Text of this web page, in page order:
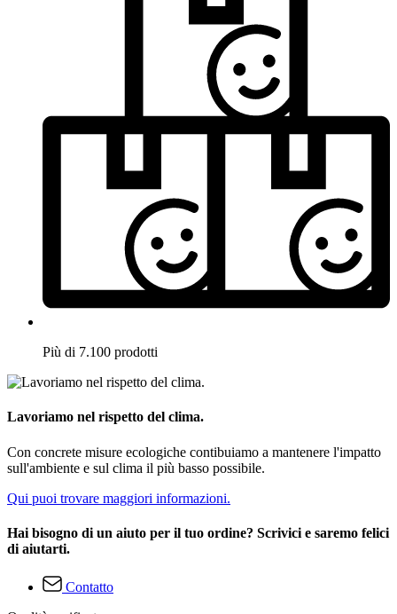
Più di 7.100 prodotti
Lavoriamo nel rispetto del clima.
Con concrete misure ecologiche contibuiamo a mantenere l'impatto
sull'ambiente e sul clima il più basso possibile.
Qui puoi trovare maggiori informazioni.
Hai bisogno di un aiuto per il tuo ordine? Scrivici e saremo felici
di aiutarti.
Contatto